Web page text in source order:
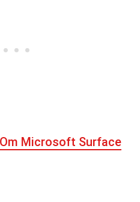
Microsoft Surface